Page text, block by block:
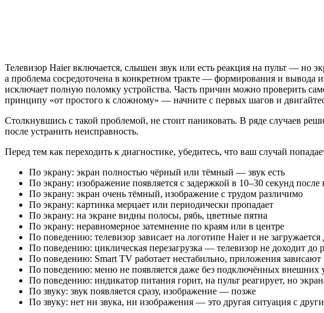
Телевизор Haier включается, слышен звук или есть реакция на пульт — но
а проблема сосредоточена в конкретном тракте — формирования и
исключает полную поломку устройства. Часть причин можно проверить
принципу «от простого к сложному» — начните с первых шагов и
Столкнувшись с такой проблемой, не стоит паниковать. В ряде случаев
после устранить неисправность.
Перед тем как переходить к диагностике, убедитесь, что ваш случай
По экрану: экран полностью чёрный или тёмный — звук есть
По экрану: изображение появляется с задержкой в 10–30 секунд
По экрану: экран очень тёмный, изображение с трудом различимо
По экрану: картинка мерцает или периодически пропадает
По экрану: на экране видны полосы, рябь, цветные пятна
По экрану: неравномерное затемнение по краям или в центре
По поведению: телевизор зависает на логотипе Haier и не загружается
По поведению: циклическая перезагрузка — телевизор не доходит до
По поведению: Smart TV работает нестабильно, приложения зависают
По поведению: меню не появляется даже без подключённых внешних
По поведению: индикатор питания горит, на пульт реагирует, но
По звуку: звук появляется сразу, изображение — позже
По звуку: нет ни звука, ни изображения — это другая ситуация с